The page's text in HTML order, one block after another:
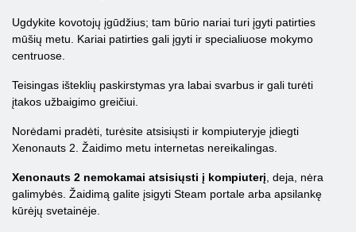
Ugdykite kovotojų įgūdžius; tam būrio nariai turi įgyti patirties
mūšių metu. Kariai patirties gali įgyti ir specialiuose mokymo
centruose.
Teisingas išteklių paskirstymas yra labai svarbus ir gali turėti
įtakos užbaigimo greičiui.
Norėdami pradėti, turėsite atsisiųsti ir kompiuteryje įdiegti
Xenonauts 2. Žaidimo metu internetas nereikalingas.
Xenonauts 2 nemokamai atsisiųsti į kompiuterį , deja, nėra
galimybės. Žaidimą galite įsigyti Steam portale arba apsilankę
kūrėjų svetainėje.